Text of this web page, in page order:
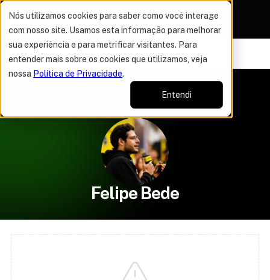
Nós utilizamos cookies para saber como você interage
com nosso site. Usamos esta informação para melhorar
sua experiência e para metrificar visitantes. Para
entender mais sobre os cookies que utilizamos, veja
nossa Política de Privacidade.
Entendi
ANO VAGAS POR TEMPO LIMITADO
16% 50% OFF EM
Felipe Bede